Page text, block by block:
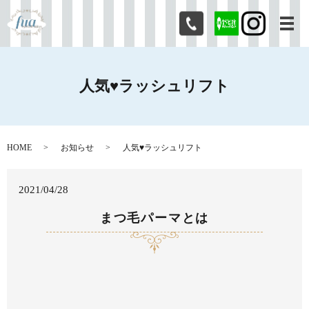
メ
人気♥ラッシュリフト
HOME お知らせ 人気♥ラッシュリフト
2021/04/28
まつ毛パーマとは